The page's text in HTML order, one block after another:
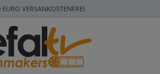
VERSANKOSTENFREI